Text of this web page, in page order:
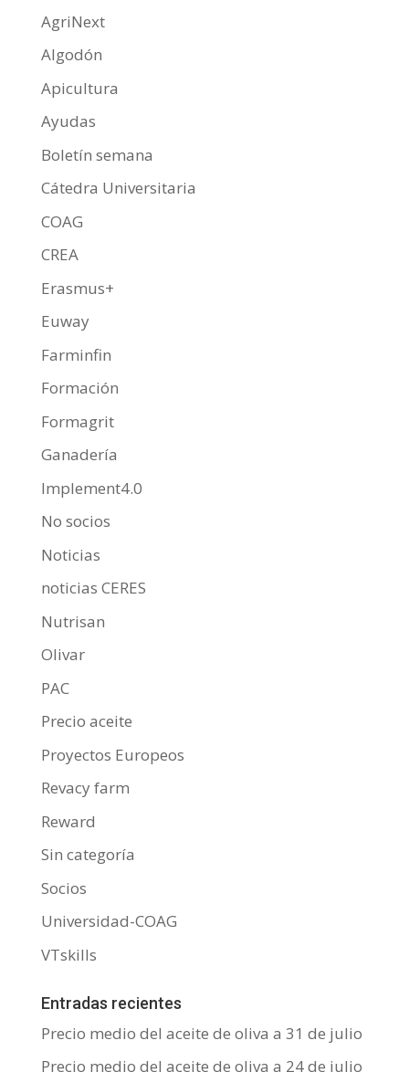
AgriNext
Algodón
Apicultura
Ayudas
Boletín semana
Cátedra Universitaria
COAG
CREA
Erasmus+
Euway
Farminfin
Formación
Formagrit
Ganadería
Implement4.0
No socios
Noticias
noticias CERES
Nutrisan
Olivar
PAC
Precio aceite
Proyectos Europeos
Revacy farm
Reward
Sin categoría
Socios
Universidad-COAG
VTskills
Entradas recientes
Precio medio del aceite de oliva a 31 de julio
Precio medio del aceite de oliva a 24 de julio